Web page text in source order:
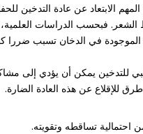
الابتعاد عن عادة التدخين
فبحسب الدراسات
الموجودة في الدخان تسبب
للتدخين يمكن أن يؤدي إلى
للإقلاع عن هذه العادة الضارة.
تساقطه وتقويته.